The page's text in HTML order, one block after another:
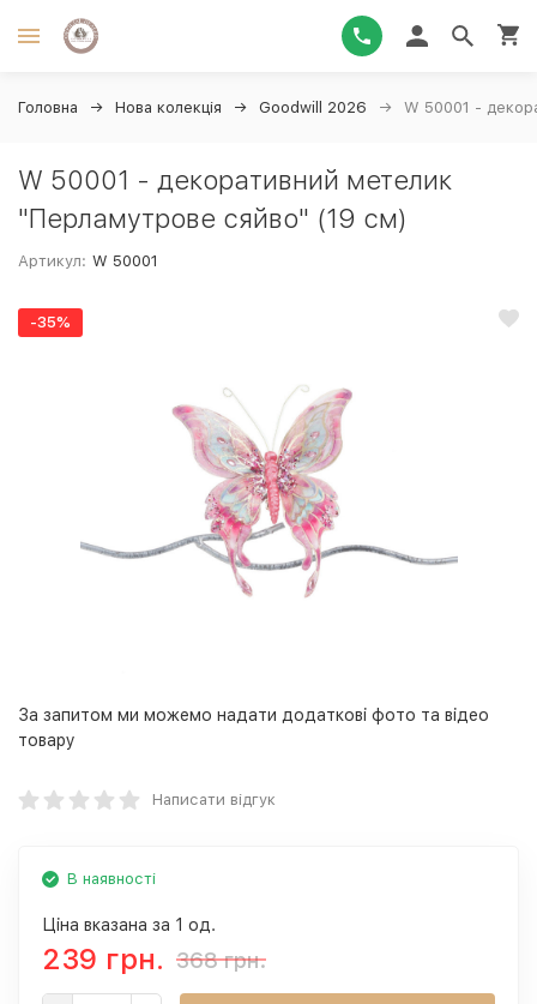
Головна Нова колекція Goodwill 2026 W 50001 -
W 50001 - декоративний метелик
"Перламутрове сяйво" (19 см)
Артикул: W 50001
-35%
За запитом ми можемо надати додаткові фото та відео
товару
Написати відгук
В наявності
Ціна вказана за 1 од.
239 грн. 368 грн.